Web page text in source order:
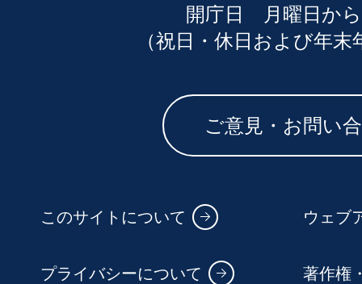
開庁日 月曜日か
（祝日・休日および年
ご意見・お問い
このサイトについて ウェブ
プライバシーについて 著作権